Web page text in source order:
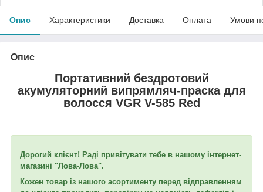
Опис Характеристики Доставка Оплата Умови
Опис
Портативний бездротовий
акумуляторний випрямляч-праска для
волосся VGR V-585 Red
Дорогий клієнт! Раді привітувати тебе в нашому інтернет-
магазині "Лова-Лова".
Кожен товар із нашого асортименту перед відправленням